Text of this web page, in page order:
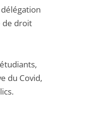
délégation
de droit
du Covid,